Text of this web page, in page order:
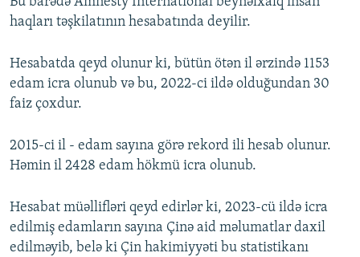
haqları təşkilatının hesabatında deyilir.
Hesabatda qeyd olunur ki, bütün ötən il ərzində 1153
edam icra olunub və bu, 2022-ci ildə olduğundan 30
faiz çoxdur.
2015-ci il - edam sayına görə rekord ili hesab olunur.
Həmin il 2428 edam hökmü icra olunub.
Hesabat müəllifləri qeyd edirlər ki, 2023-cü ildə icra
edilmiş edamların sayına Çinə aid məlumatlar daxil
edilməyib, belə ki Çin hakimiyyəti bu statistikanı